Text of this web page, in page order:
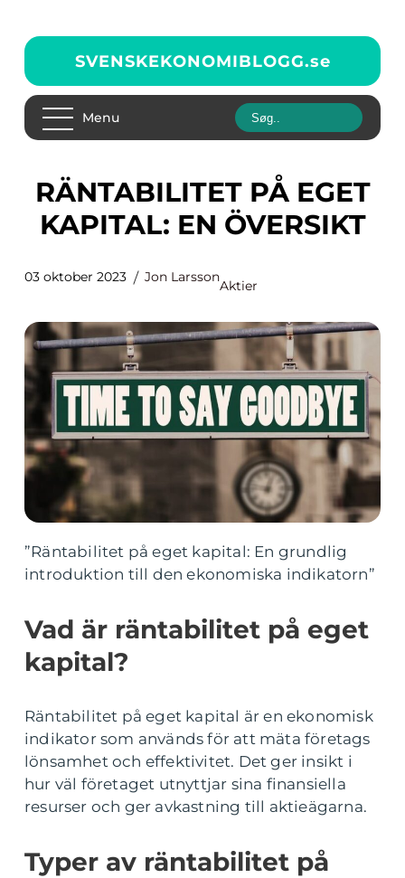
SVENSKEKONOMIBLOGG.se
Menu
RÄNTABILITET PÅ EGET
KAPITAL: EN ÖVERSIKT
03 oktober 2023 Jon Larsson
Aktier
”Räntabilitet på eget kapital: En grundlig
introduktion till den ekonomiska indikatorn”
Vad är räntabilitet på eget
kapital?
Räntabilitet på eget kapital är en ekonomisk
indikator som används för att mäta företags
lönsamhet och effektivitet. Det ger insikt i
hur väl företaget utnyttjar sina finansiella
resurser och ger avkastning till aktieägarna.
Typer av räntabilitet på